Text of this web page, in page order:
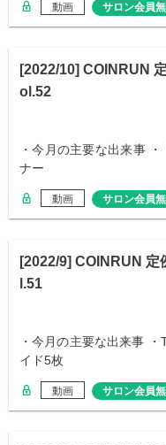
動画 サロン会員
[2022/10] COINRUN
ol.52
・今月の主要な出来事
ナー
動画 サロン会員
[2022/9] COINRUN 定
l.51
・今月の主要な出来事
イド5枚
動画 サロン会員